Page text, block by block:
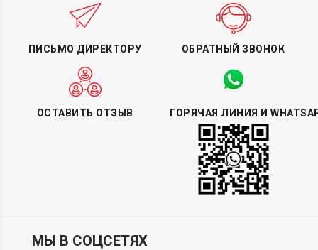
ПИСЬМО ДИРЕКТОРУ ОБРАТНЫЙ ЗВОНОК
ОСТАВИТЬ ОТЗЫВ ГОРЯЧАЯ ЛИНИЯ И
МЫ В СОЦСЕТЯХ